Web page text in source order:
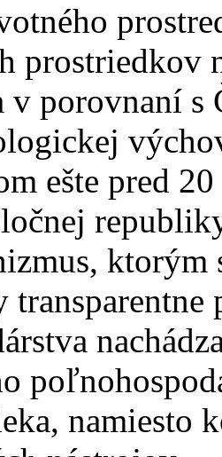
prostriedkov
v porovnaní
ešte pred
ktorým
namiesto